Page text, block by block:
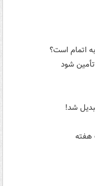
اتمام است؟
شود
شد!